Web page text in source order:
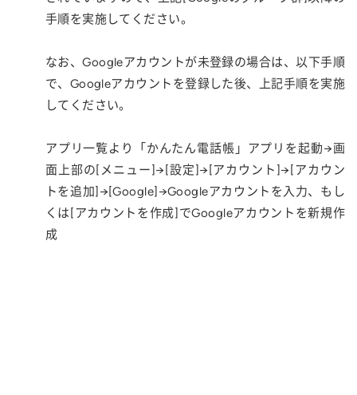
手順を実施してください。
なお、Googleアカウントが未登録の場合は、以下手順
で、Googleアカウントを登録した後、上記手順を実施
してください。
アプリ一覧より「かんたん電話帳」アプリを起動→画
面上部の[メニュー]→[設定]→[アカウント]→[アカウン
トを追加]→[Google]→Googleアカウントを入力、もし
くは[アカウントを作成]でGoogleアカウントを新規作
成